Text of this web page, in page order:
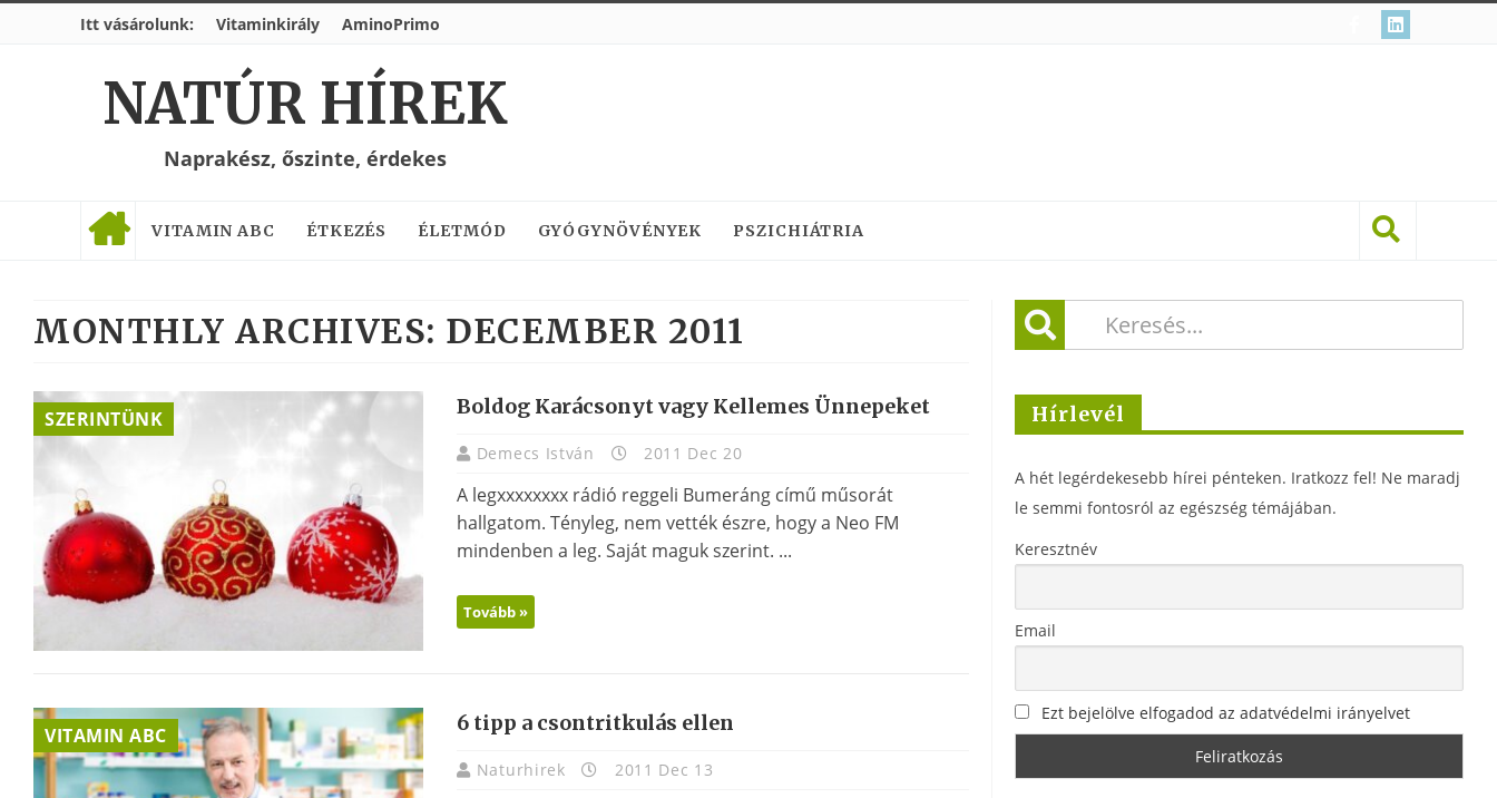
Itt vásárolunk: Vitaminkirály AminoPrimo
NATÚR HÍREK
Naprakész, őszinte, érdekes
VITAMIN ABC ÉTKEZÉS ÉLETMÓD GYÓGYNÖVÉNYEK PSZICHIÁTRIA
MONTHLY ARCHIVES: DECEMBER 2011
SZERINTÜNK Boldog Karácsonyt vagy Kellemes Ünnepeket
Demecs István 2011 Dec 20
A legxxxxxxxx rádió reggeli Bumeráng című műsorát
hallgatom. Tényleg, nem vették észre, hogy a Neo FM
mindenben a leg. Saját maguk szerint. ...
Tovább »
VITAMIN ABC 6 tipp a csontritkulás ellen
Naturhirek 2011 Dec 13
Hírlevél
A hét legérdekesebb hírei pénteken. Iratkozz fel! Ne maradj
le semmi fontosról az egészség témájában.
Keresztnév
Email
Ezt bejelölve elfogadod az adatvédelmi irányelvet